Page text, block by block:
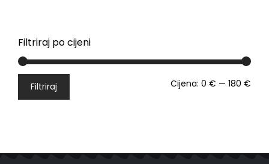
Filtriraj po cijeni
Filtriraj Cijena: 0 € — 180 €